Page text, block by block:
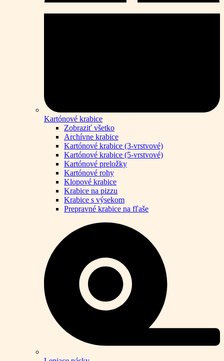
Kartónové krabice
Zobraziť všetko
Archívne krabice
Kartónové krabice (3-vrstvové)
Kartónové krabice (5-vrstvové)
Kartónové preložky
Kartónové rohy
Klopové krabice
Krabice na pizzu
Krabice s výsekom
Prepravné krabice na fľaše